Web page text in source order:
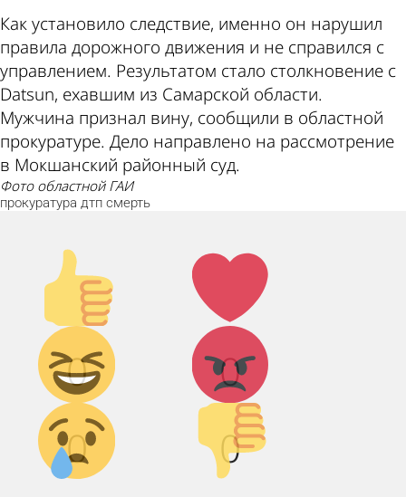
Как установило следствие, именно он нарушил
правила дорожного движения и не справился с
управлением. Результатом стало столкновение с
Datsun, ехавшим из Самарской области.
Мужчина признал вину, сообщили в областной
прокуратуре. Дело направлено на рассмотрение
в Мокшанский районный суд.
Фото областной ГАИ
прокуратура дтп смерть
Палец
вверх!
0
Лайк!
0
Дикий
смех!
0
Агрессия!
0
Грусть :(
Палец
вниз!